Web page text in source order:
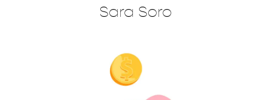
Sara Soro